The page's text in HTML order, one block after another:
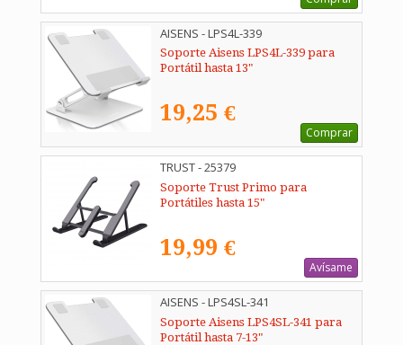
AISENS - LPS4L-339
Soporte Aisens LPS4L-339 para
Portátil hasta 13"
19,25 €
Comprar
TRUST - 25379
Soporte Trust Primo para
Portátiles hasta 15"
19,99 €
Avísame
AISENS - LPS4SL-341
Soporte Aisens LPS4SL-341 para
Portátil hasta 7-13"